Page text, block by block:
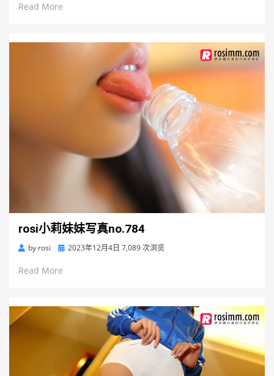
Read More
rosi小莉妹妹写真no.784
by rosi
Posted2023年12月4日 7,089 次浏览
Read More